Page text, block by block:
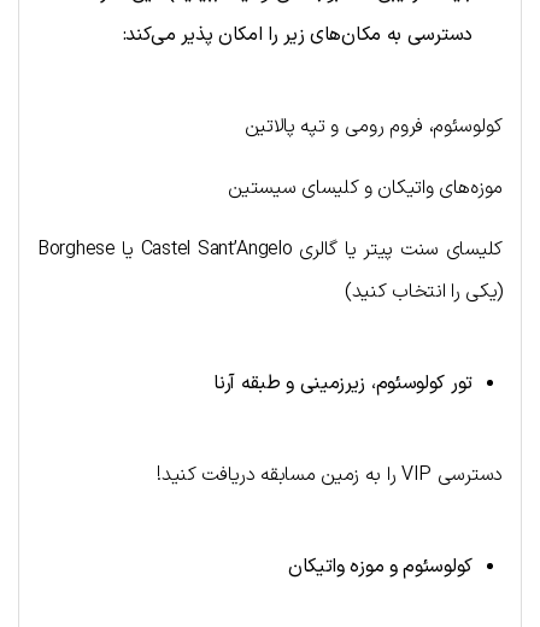
دسترسی به مکان‌های زیر را امکان پذیر می‌کند:
کولوسئوم، فروم رومی و تپه پالاتین
موزه‌های واتیکان و کلیسای سیستین
کلیسای سنت پیتر یا گالری Castel Sant’Angelo یا Borghese
(یکی را انتخاب کنید)
تور کولوسئوم، زیرزمینی و طبقه آرنا
دسترسی VIP را به زمین مسابقه دریافت کنید!
کولوسئوم و موزه واتیکان